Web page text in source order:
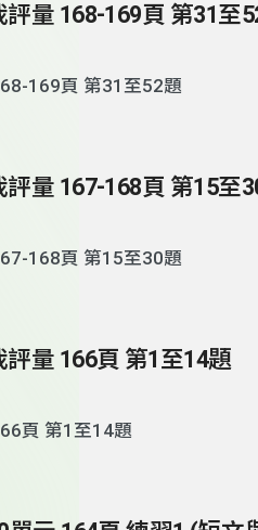
評量 168-169頁 第31至
自我評量 168-169頁 第31至52題
評量 167-168頁 第15至
自我評量 167-168頁 第15至30題
評量 166頁 第1至14題
頁 第1至14題